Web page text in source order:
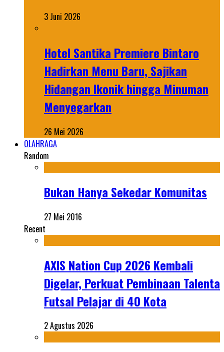
3 Juni 2026
Hotel Santika Premiere Bintaro
Hadirkan Menu Baru, Sajikan
Hidangan Ikonik hingga Minuman
Menyegarkan
26 Mei 2026
OLAHRAGA
Random
Bukan Hanya Sekedar Komunitas
27 Mei 2016
Recent
AXIS Nation Cup 2026 Kembali
Digelar, Perkuat Pembinaan Talenta
Futsal Pelajar di 40 Kota
2 Agustus 2026